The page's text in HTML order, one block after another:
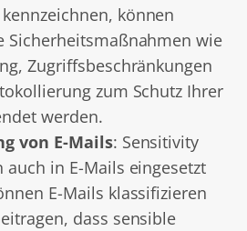
können
Sicherheitsmaßnahmen wie
Zugriffsbeschränkungen
zum Schutz Ihrer
werden.
von E-Mails: Sensitivity
auch in E-Mails eingesetzt
E-Mails klassifizieren
dass sensible